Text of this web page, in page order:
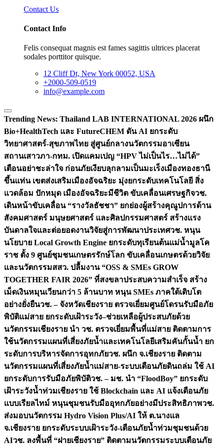
Contact Us
Contact Info
Felis consequat magnis est fames sagittis ultrices placerat
sodales porttitor quisque.
12 Cliff Dt, New York 00052, USA
+2000-509-0519
info@example.com
Trending News: Thailand LAB INTERNATIONAL 2026 ผนึก
Bio+HealthTech และ FutureCHEM ดัน AI ยกระดับ
วิทยาศาสตร์-สุขภาพไทย สู่ศูนย์กลางนวัตกรรมอาเซียน
สถานเสาวภา-กทม. เปิดแคมเปญ “HPV ไม่เป็นไร…ไม่ได้”
เตือนอย่าชะล่าใจ ก่อนภัยเงียบลุกลามเป็นมะเร็งเมืองทองธานี
ขึ้นแท่น เขตส่งเสริมเมืองอัจฉริยะ มุ่งยกระดับเทคโนโลยี สิ่ง
แวดล้อม ปักหมุด เมืองอัจฉริยะมีชีวิต ขับเคลื่อนเศรษฐกิจวช.
เดินหน้าขับเคลื่อน “รางวัลธัชชา” ยกย่องผู้สร้างคุณูปการด้าน
สังคมศาสตร์ มนุษยศาสตร์ และศิลปกรรมศาสตร์ สร้างแรง
บันดาลใจและต่อยอดงานวิจัยสู่การพัฒนาประเทศวช. หนุน
นโยบาย Local Growth Engine ยกระดับทุเรียนต้นแม่น้ำมูลโค
ราช ตั้ง 9 ศูนย์ชุมชนเกษตรรักษ์โลก ขับเคลื่อนเกษตรด้วยวิจัย
และนวัตกรรมสสว. ปลื้มงาน “OSS & SMEs GROW
TOGETHER FAIR 2026” ที่สงขลาประสบความสำเร็จ สร้าง
เม็ดเงินหมุนเวียนกว่า 5 ล้านบาท หนุน SMEs ภาคใต้เติบโต
อย่างยั่งยืนวช. – จังหวัดเชียงราย ตรวจเยี่ยมศูนย์โดรนรับมือภัย
พิบัติแม่สาย ยกระดับเฝ้าระวัง–ช่วยเหลือผู้ประสบภัยด้วย
นวัตกรรมเชียงราย นำ วช. ตรวจเยี่ยมพื้นที่แม่สาย ติดตามการ
ใช้นวัตกรรมแผนที่เสี่ยงภัยน้ำและเทคโนโลยีเสริมคันกั้นน้ำ ยก
ระดับการบริหารจัดการอุทกภัยวช. ผนึก จ.เชียงราย ติดตาม
นวัตกรรมแผนที่เสี่ยงภัยน้ำแม่สาย-ระบบเตือนภัยดินถล่ม ใช้ AI
ยกระดับการรับมือภัยพิบัติวช. – มช. นำ “FloodBoy” ยกระดับ
เฝ้าระวังน้ำท่วมเชียงราย ใช้ Blockchain และ AI แจ้งเตือนภัย
แบบเรียลไทม์ หนุนชุมชนรับมืออุทกภัยอย่างมีประสิทธิภาพวช.
ส่งมอบนวัตกรรม Hydro Vision Plus/AI ให้ ต.นางแล
จ.เชียงราย ยกระดับระบบเฝ้าระวัง-เตือนภัยน้ำท่วมชุมชนด้วย
AIวช. ลงพื้นที่ “ฝายเชียงราย” ติดตามนวัตกรรมระบบเตือนภัย